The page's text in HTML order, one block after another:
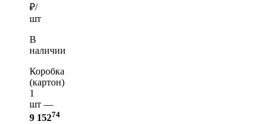
₽/
шт
В
наличии
Коробка
(картон)
1
шт —
9 15274